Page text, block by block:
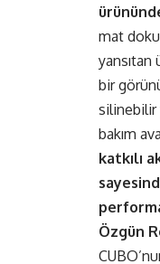
mat
bir
silinebilir
bakım
katkılı
Özgün